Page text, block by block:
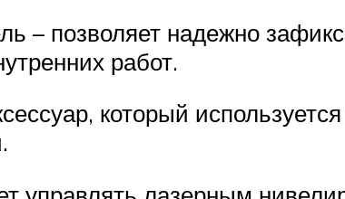
– позволяет надежно
работ.
который